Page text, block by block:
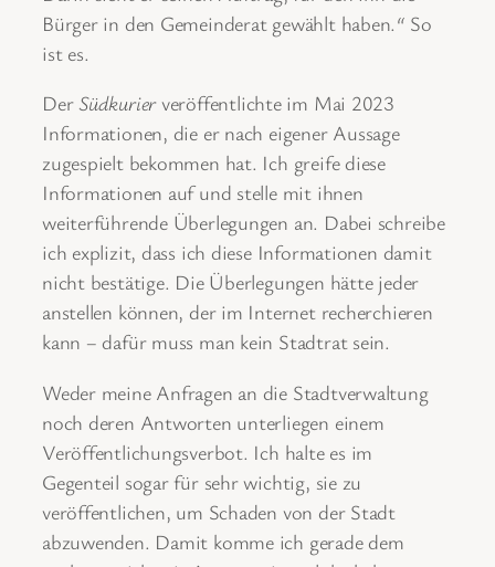
Bürger in den Gemeinderat gewählt haben.“So
ist es.
DerSüdkurierveröffentlichte im Mai 2023
Informationen, die er nach eigener Aussage
zugespielt bekommen hat. Ich greife diese
Informationen auf und stelle mit ihnen
weiterführende Überlegungen an. Dabei schreibe
ich explizit, dass ich diese Informationen damit
nicht bestätige. Die Überlegungen hätte jeder
anstellen können, der im Internet recherchieren
kann ‒ dafür muss man kein Stadtrat sein.
Weder meine Anfragen an die Stadtverwaltung
noch deren Antworten unterliegen einem
Veröffentlichungsverbot. Ich halte es im
Gegenteil sogar für sehr wichtig, sie zu
veröffentlichen, um Schaden von der Stadt
abzuwenden. Damit komme ich gerade dem